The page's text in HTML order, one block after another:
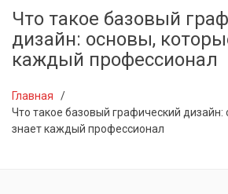
Что такое базовый
дизайн: основы,
каждый профессионал
Главная
Что такое базовый графический дизайн:
знает каждый профессионал